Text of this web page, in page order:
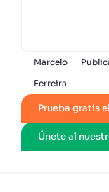
Marcelo
Ferreira
Prueba gratis
Únete al